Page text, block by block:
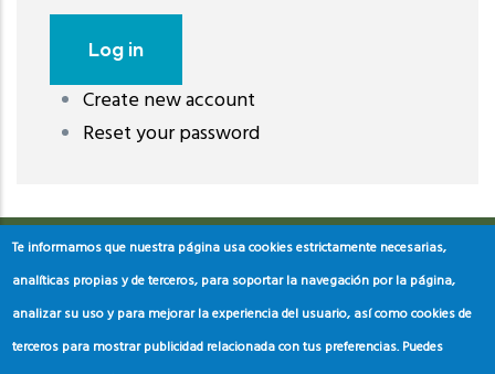
Create new account
Reset your password
레딧 다운로드coloring pages printable
download
Te informamos que nuestra página usa cookies estrictamente necesarias,
analíticas propias y de terceros, para soportar la navegación por la página,
analizar su uso y para mejorar la experiencia del usuario, así como cookies de
terceros para mostrar publicidad relacionada con tus preferencias. Puedes